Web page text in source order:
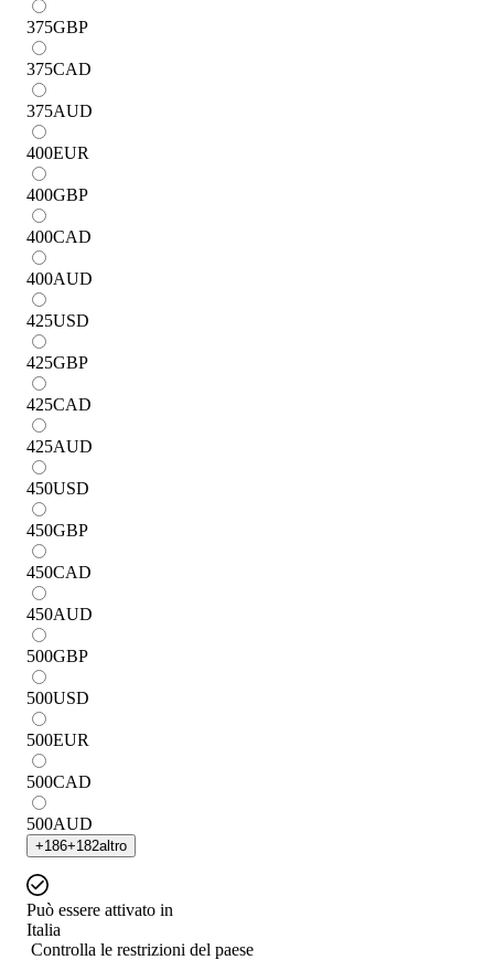
375GBP
375CAD
375AUD
400EUR
400GBP
400CAD
400AUD
425USD
425GBP
425CAD
425AUD
450USD
450GBP
450CAD
450AUD
500GBP
500USD
500EUR
500CAD
500AUD
+186+182altro
Può essere attivato in
Italia
Controlla le restrizioni del paese